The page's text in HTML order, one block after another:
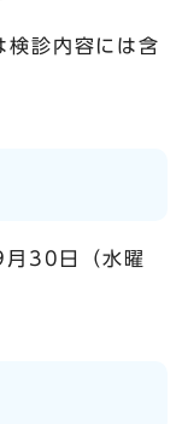
検診内容には含
30日（水曜